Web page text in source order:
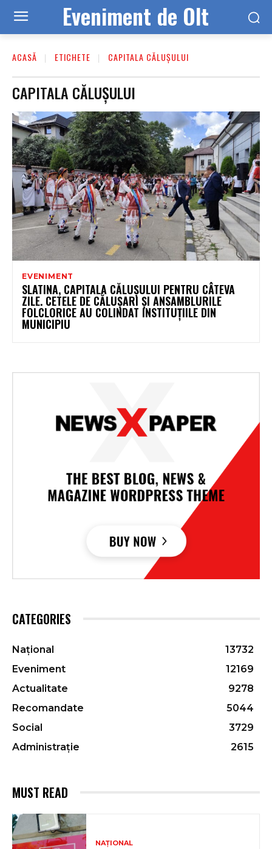
Eveniment de Olt
ACASĂ ETICHETE CAPITALA CĂLUȘULUI
CAPITALA CĂLUȘULUI
EVENIMENT
SLATINA, CAPITALA CĂLUȘULUI PENTRU CÂTEVA
ZILE. CETELE DE CĂLUȘARI ȘI ANSAMBLURILE
FOLCLORICE AU COLINDAT INSTITUȚIILE DIN
MUNICIPIU
CATEGORIES
Național
13732
Eveniment
12169
Actualitate
9278
Recomandate
5044
Social
3729
Administrație
2615
MUST READ
NAȚIONAL